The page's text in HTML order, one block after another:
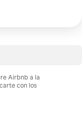
Airbnb a la
con los